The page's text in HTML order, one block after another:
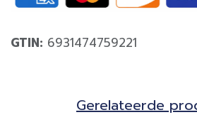
GTIN: 6931474759221
Gerela​teerde